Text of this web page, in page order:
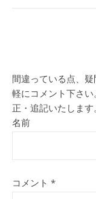
間違っている点、
軽にコメント下さ
正・追記いたします。
名前
コメント *